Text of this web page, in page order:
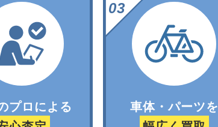
プロによる
車体・パーツを